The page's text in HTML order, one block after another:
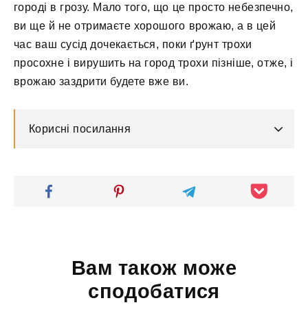
городі в грозу. Мало того, що це просто небезпечно,
ви ще й не отримаєте хорошого врожаю, а в цей
час ваш сусід дочекається, поки ґрунт трохи
просохне і вирушить на город трохи пізніше, отже, і
врожаю заздрити будете вже ви.
Корисні посилання
Вам також може
сподобатися